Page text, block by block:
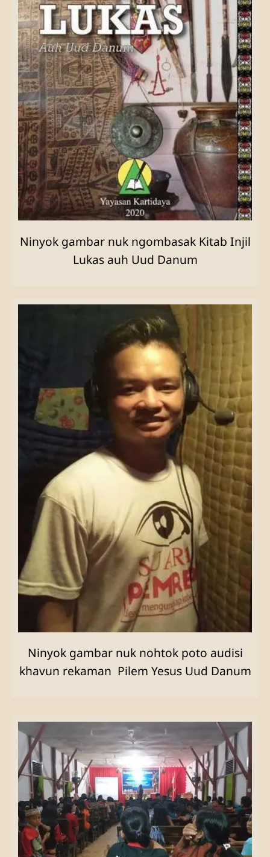
Ninyok gambar nuk ngombasak Kitab Injil
Lukas auh Uud Danum
Ninyok gambar nuk nohtok poto audisi
khavun rekaman Pilem Yesus Uud Danum